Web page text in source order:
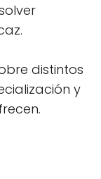
distintos
y